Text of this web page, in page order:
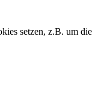
setzen, z.B. um die